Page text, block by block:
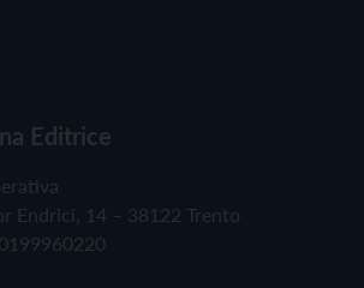
Editrice
Endrici, 14 – 38122 Trento